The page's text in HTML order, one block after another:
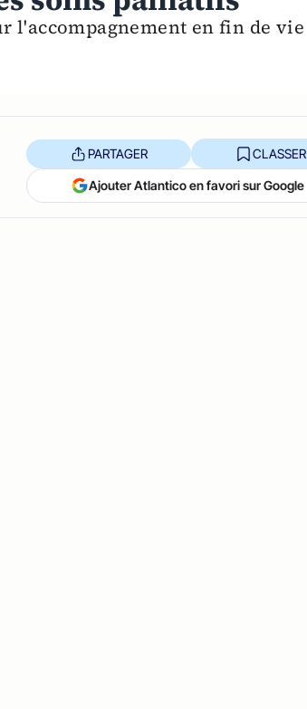
l'accompagnement en fin de vie
PARTAGER CLASSER
Ajouter Atlantico en favori sur Google